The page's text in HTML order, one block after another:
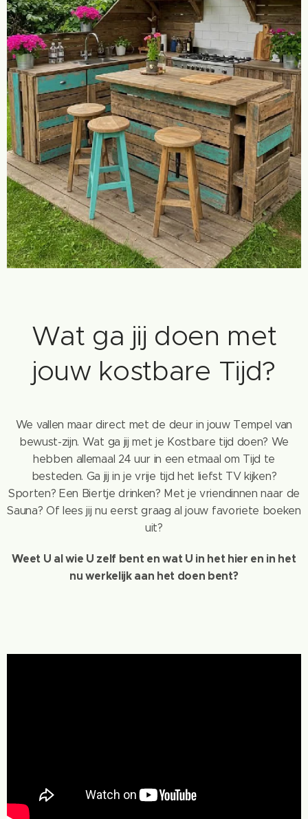
Wat ga jij doen met
jouw kostbare Tijd?
We vallen maar direct met de deur in jouw Tempel van
bewust-zijn. Wat ga jij met je Kostbare tijd doen? We
hebben allemaal 24 uur in een etmaal om Tijd te
besteden. Ga jij in je vrije tijd het liefst TV kijken?
Sporten? Een Biertje drinken? Met je vriendinnen naar de
Sauna? Of lees jij nu eerst graag al jouw favoriete boeken
uit?
Weet U al wie U zelf bent en wat U in het hier en in het
nu werkelijk aan het doen bent?